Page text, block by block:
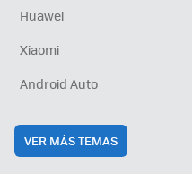
Huawei
Xiaomi
Android Auto
VER MÁS TEMAS